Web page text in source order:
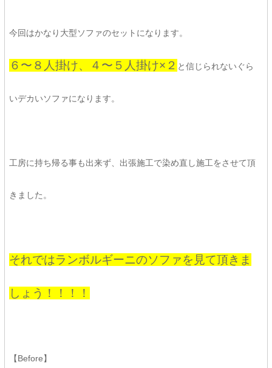
今回はかなり大型ソファのセットになります。
６〜８人掛け、４〜５人掛け×２ と信じられないぐら
いデカいソファになります。
工房に持ち帰る事も出来ず、出張施工で染め直し施工をさせて頂
きました。
それではランボルギーニのソファを見て頂きま
しょう！！！！
【Before】